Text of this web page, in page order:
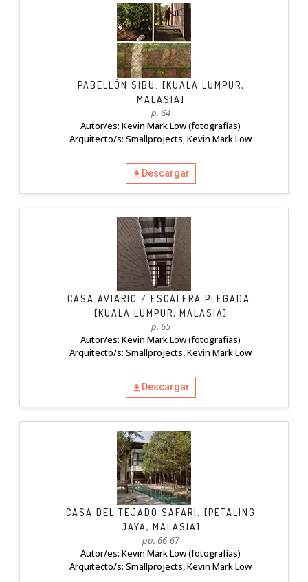
PABELLÓN SIBU. [KUALA LUMPUR,
MALASIA]
p. 64
Autor/es: Kevin Mark Low (fotografías)
Arquitecto/s: Smallprojects, Kevin Mark Low
Descargar
CASA AVIARIO / ESCALERA PLEGADA.
[KUALA LUMPUR, MALASIA]
p. 65
Autor/es: Kevin Mark Low (fotografías)
Arquitecto/s: Smallprojects, Kevin Mark Low
Descargar
CASA DEL TEJADO SAFARI. [PETALING
JAYA, MALASIA]
pp. 66-67
Autor/es: Kevin Mark Low (fotografías)
Arquitecto/s: Smallprojects, Kevin Mark Low